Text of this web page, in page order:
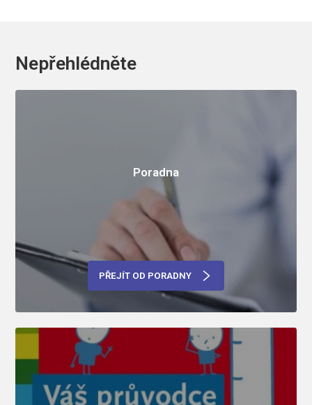
Nepřehlédněte
Poradna
PŘEJÍT OD PORADNY